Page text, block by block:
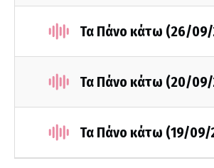
Τα Πάνο κάτω (26/
Τα Πάνο κάτω (20/
Τα Πάνο κάτω (19/09/